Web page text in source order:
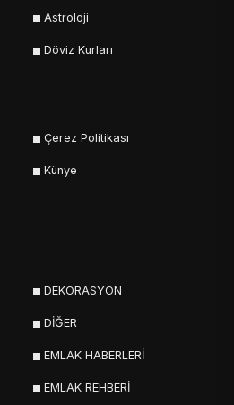
Astroloji
Döviz Kurları
Çerez Politikası
Künye
DEKORASYON
DİĞER
EMLAK HABERLERİ
EMLAK REHBERİ